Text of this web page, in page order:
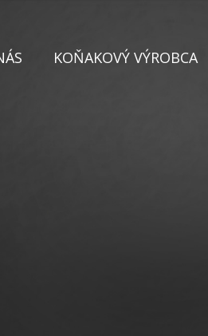
KOŇAKOVÝ VÝROBCA